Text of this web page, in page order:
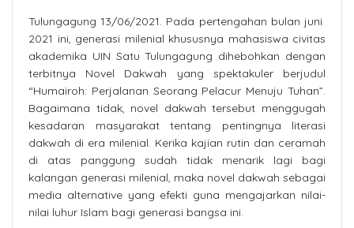
Tulungagung 13/06/2021. Pada pertengahan bulan juni
2021 ini, generasi milenial khususnya mahasiswa civitas
akademika UIN Satu Tulungagung dihebohkan dengan
terbitnya Novel Dakwah yang spektakuler berjudul
“Humairoh: Perjalanan Seorang Pelacur Menuju Tuhan”.
Bagaimana tidak, novel dakwah tersebut menggugah
kesadaran masyarakat tentang pentingnya literasi
dakwah di era milenial. Kerika kajian rutin dan ceramah
di atas panggung sudah tidak menarik lagi bagi
kalangan generasi milenial, maka novel dakwah sebagai
media alternative yang efekti guna mengajarkan nilai-
nilai luhur Islam bagi generasi bangsa ini.